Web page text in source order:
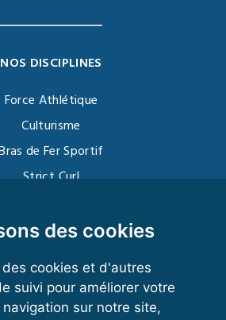
des cookies
cookies et d'autres
suivi pour améliorer votre
sur notre site,
NOS DISCIPLINES
Force Athlétique
Culturisme
de Fer Sportif
Strict Curl
Kettlebell
VOS ESPACES